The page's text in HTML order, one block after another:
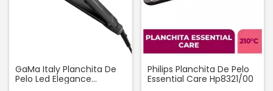
GaMa Italy Planchita De
Pelo Led Elegance
Philips Planchita De Pelo
Essential Care Hp8321/00